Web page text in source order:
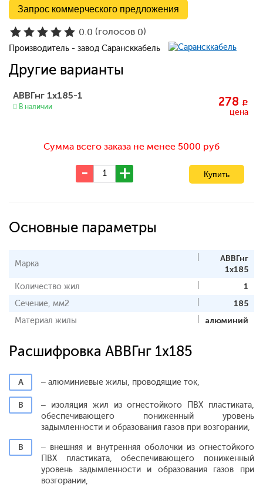
Запрос коммерческого предложения
0.0 (голосов 0)
Производитель - завод Сарансккабель
Другие варианты
АВВГнг 1х185-1
В наличии 278 c
цена
Сумма всего заказа не менее 5000 руб
Основные параметры
Марка
АВВГнг
1x185
Количество жил
1
Сечение, мм2
185
Материал жилы
алюминий
Расшифровка АВВГнг 1x185
А – алюминиевые жилы, проводящие ток,
В
– изоляция жил из огнестойкого ПВХ пластиката,
обеспечивающего пониженный уровень
задымленности и образования газов при возгорании,
В
– внешняя и внутренняя оболочки из огнестойкого
ПВХ пластиката, обеспечивающего пониженный
уровень задымленности и образования газов при
возгорании,